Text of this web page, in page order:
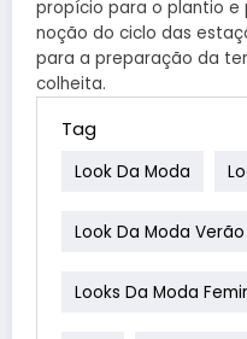
propício para o plantio e
noção do ciclo das
para a preparação da
colheita.
Tag
Look Da Moda
Look Da Moda Verão
Looks Da Moda